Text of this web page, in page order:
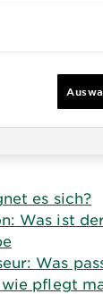
es sich?
Was ist
Was
pflegt